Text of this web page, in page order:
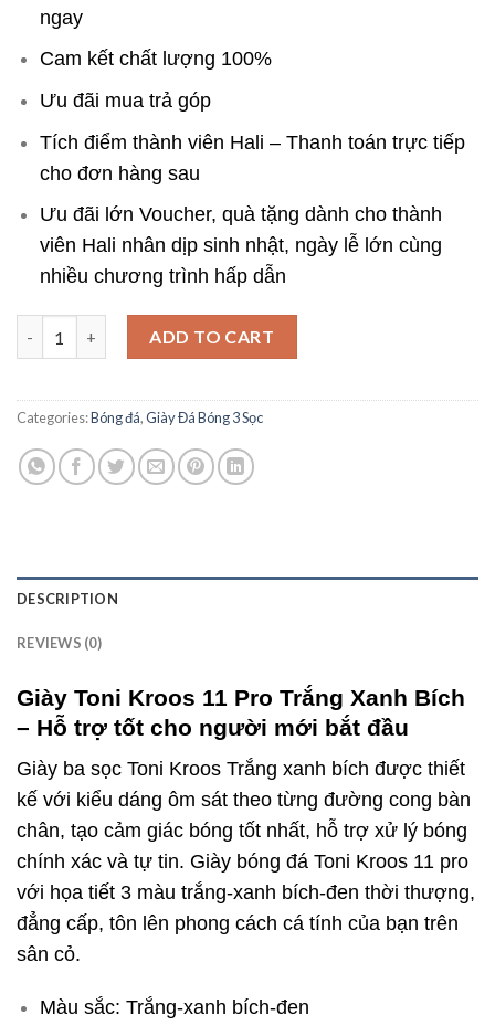
ngay
Cam kết chất lượng 100%
Ưu đãi mua trả góp
Tích điểm thành viên Hali – Thanh toán trực tiếp
cho đơn hàng sau
Ưu đãi lớn Voucher, quà tặng dành cho thành
viên Hali nhân dịp sinh nhật, ngày lễ lớn cùng
nhiều chương trình hấp dẫn
ADD TO CART
Categories:Bóng đá,Giày Đá Bóng 3 Sọc
DESCRIPTION
REVIEWS (0)
Giày Toni Kroos 11 Pro Trắng Xanh Bích
– Hỗ trợ tốt cho người mới bắt đầu
Giày ba sọc Toni Kroos Trắng xanh bích được thiết
kế với kiểu dáng ôm sát theo từng đường cong bàn
chân, tạo cảm giác bóng tốt nhất, hỗ trợ xử lý bóng
chính xác và tự tin. Giày bóng đá Toni Kroos 11 pro
với họa tiết 3 màu trắng-xanh bích-đen thời thượng,
đẳng cấp, tôn lên phong cách cá tính của bạn trên
sân cỏ.
Màu sắc: Trắng-xanh bích-đen